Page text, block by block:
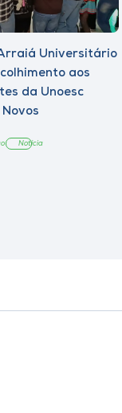
Universitário
aos
da Unoesc
Notícia